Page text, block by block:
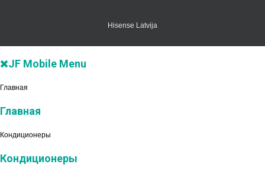
Hisense Latvija
JF Mobile Menu
Главная
Главная
Кондиционеры
Кондиционеры